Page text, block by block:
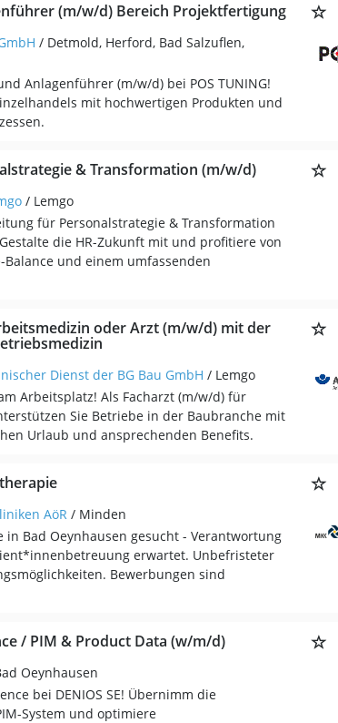
(m/w/d) Bereich Projektfertigung
/ Detmold, Herford, Bad Salzuflen,
Anlagenführer (m/w/d) bei POS TUNING!
mit hochwertigen Produkten und
& Transformation (m/w/d)
/ Lemgo
für Personalstrategie & Transformation
die HR-Zukunft mit und profitiere von
und einem umfassenden
oder Arzt (m/w/d) mit der
Dienst der BG Bau GmbH / Lemgo
Arbeitsplatz! Als Facharzt (m/w/d) für
Sie Betriebe in der Baubranche mit
Urlaub und ansprechenden Benefits.
AöR / Minden
in Bad Oeynhausen gesucht - Verantwortung
erwartet. Unbefristeter
Bewerbungen sind
/ PIM & Product Data (w/m/d)
Oeynhausen
bei DENIOS SE! Übernimm die
System und optimiere